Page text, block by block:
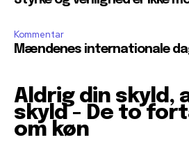
Kommentar
Mændenes internationale
Aldrig din skyld,
skyld - De to
om køn